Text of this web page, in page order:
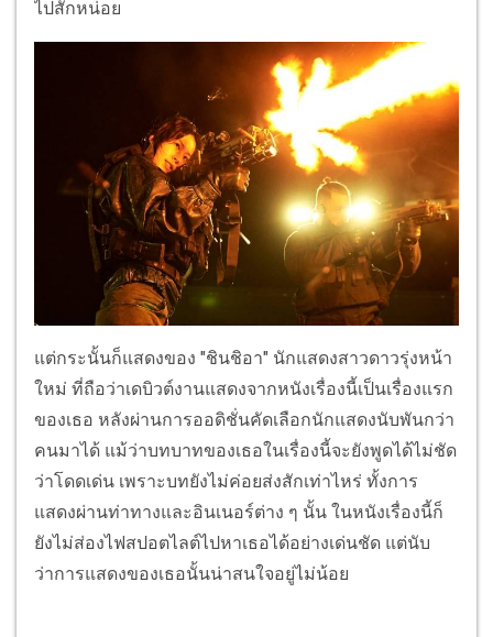
ไปสักหน่อย
แต่กระนั้นก็แสดงของ "ชินชิอา" นักแสดงสาวดาวรุ่งหน้า
ใหม่ ที่ถือว่าเดบิวต์งานแสดงจากหนังเรื่องนี้เป็นเรื่องแรก
ของเธอ หลังผ่านการออดิชั่นคัดเลือกนักแสดงนับพันกว่า
คนมาได้ แม้ว่าบทบาทของเธอในเรื่องนี้จะยังพูดได้ไม่ชัด
ว่าโดดเด่น เพราะบทยังไม่ค่อยส่งสักเท่าไหร่ ทั้งการ
แสดงผ่านท่าทางและอินเนอร์ต่าง ๆ นั้น ในหนังเรื่องนี้ก็
ยังไม่ส่องไฟสปอตไลต์ไปหาเธอได้อย่างเด่นชัด แต่นับ
ว่าการแสดงของเธอนั้นน่าสนใจอยู่ไม่น้อย